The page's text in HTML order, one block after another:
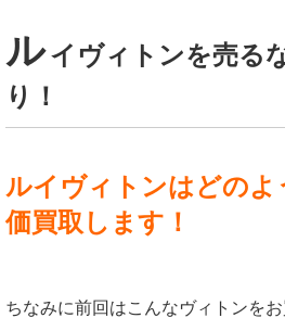
ルイヴィトンを売る
り！
ルイヴィトンはどのよ
価買取します！
ちなみに前回はこんなヴィトンをお